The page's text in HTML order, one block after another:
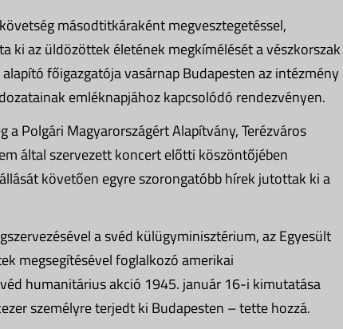
másodtitkáraként megvesztegetéssel,
ki az üldözöttek életének megkímélését a vészkorszak
főigazgatója vasárnap Budapesten az intézmény
emléknapjához kapcsolódó rendezvényen.
a Polgári Magyarországért Alapítvány, Terézváros
által szervezett koncert előtti köszöntőjében
követően egyre szorongatóbb hírek jutottak ki a
a svéd külügyminisztérium, az Egyesült
megsegítésével foglalkozó amerikai
humanitárius akció 1945. január 16-i kimutatása
személyre terjedt ki Budapesten – tette hozzá.